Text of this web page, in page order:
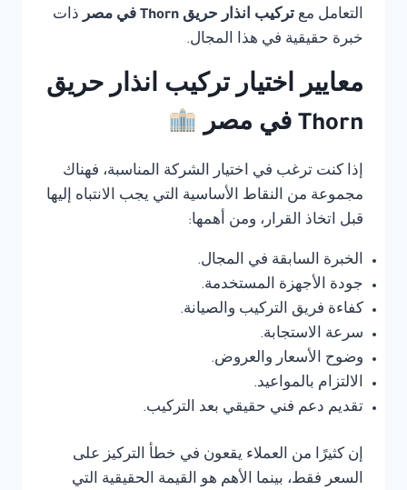
التعامل مع تركيب انذار حريق Thorn في مصر
ذات
خبرة حقيقية في هذا المجال.
معايير اختيار تركيب انذار حريق
Thorn في مصر
إذا كنت ترغب في اختيار الشركة المناسبة، فهناك
مجموعة من النقاط الأساسية التي يجب الانتباه إليها
قبل اتخاذ القرار، ومن أهمها:
الخبرة السابقة في المجال.
جودة الأجهزة المستخدمة.
كفاءة فريق التركيب والصيانة.
سرعة الاستجابة.
وضوح الأسعار والعروض.
الالتزام بالمواعيد.
تقديم دعم فني حقيقي بعد التركيب.
إن كثيرًا من العملاء يقعون في خطأ التركيز على
السعر فقط، بينما الأهم هو القيمة الحقيقية التي